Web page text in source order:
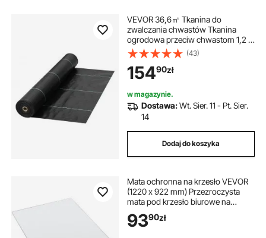
VEVOR 36,6㎡ Tkanina do
zwalczania chwastów Tkanina
ogrodowa przeciw chwastom 1,2 x
30,5 m (1 rolka) Folia
chwastobójcza wykonana z PP
Przepuszczalna dla wody, odporna
na rozdarcia, odporna na korozję
Tkanina chwastobójcza Tkanina do
ochrony gruntu przed chwastami
(43)
15490zł
w magazynie.
Dostawa:Wt. Sier. 11 - Pt. Sier.
14
Dodaj do koszyka
Mata ochronna na krzesło VEVOR
(1220 x 922 mm) Przezroczysta
mata pod krzesło biurowe na
twarde podłogi, dywanik z
tworzywa PVC pod krzesło dla
9390zł